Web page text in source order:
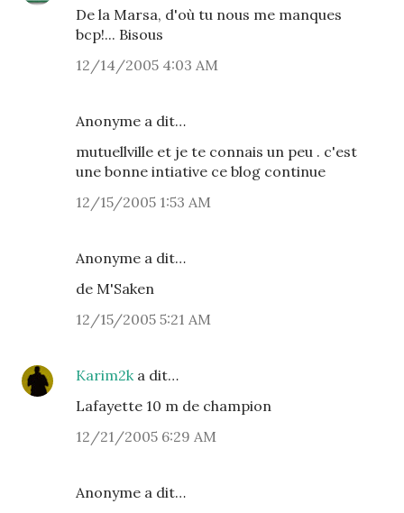
De la Marsa, d'où tu nous me manques
bcp!... Bisous
12/14/2005 4:03 AM
Anonyme a dit…
mutuellville et je te connais un peu . c'est
une bonne intiative ce blog continue
12/15/2005 1:53 AM
Anonyme a dit…
de M'Saken
12/15/2005 5:21 AM
Karim2ka dit…
Lafayette 10 m de champion
12/21/2005 6:29 AM
Anonyme a dit…